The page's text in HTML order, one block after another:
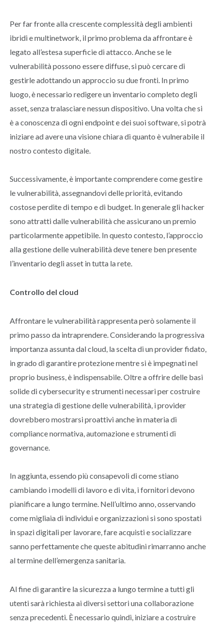
Per far fronte alla crescente complessità degli ambienti
ibridi e multinetwork, il primo problema da affrontare è
legato all’estesa superficie di attacco. Anche se le
vulnerabilità possono essere diffuse, si può cercare di
gestirle adottando un approccio su due fronti. In primo
luogo, è necessario redigere un inventario completo degli
asset, senza tralasciare nessun dispositivo. Una volta che si
è a conoscenza di ogni endpoint e dei suoi software, si potrà
iniziare ad avere una visione chiara di quanto è vulnerabile il
nostro contesto digitale.
Successivamente, è importante comprendere come gestire
le vulnerabilità, assegnandovi delle priorità, evitando
costose perdite di tempo e di budget. In generale gli hacker
sono attratti dalle vulnerabilità che assicurano un premio
particolarmente appetibile. In questo contesto, l’approccio
alla gestione delle vulnerabilità deve tenere ben presente
l’inventario degli asset in tutta la rete.
Controllo del cloud
Affrontare le vulnerabilità rappresenta però solamente il
primo passo da intraprendere. Considerando la progressiva
importanza assunta dal cloud, la scelta di un provider fidato,
in grado di garantire protezione mentre si è impegnati nel
proprio business, è indispensabile. Oltre a offrire delle basi
solide di cybersecurity e strumenti necessari per costruire
una strategia di gestione delle vulnerabilità, i provider
dovrebbero mostrarsi proattivi anche in materia di
compliance normativa, automazione e strumenti di
governance.
In aggiunta, essendo più consapevoli di come stiano
cambiando i modelli di lavoro e di vita, i fornitori devono
pianificare a lungo termine. Nell’ultimo anno, osservando
come migliaia di individui e organizzazioni si sono spostati
in spazi digitali per lavorare, fare acquisti e socializzare
sanno perfettamente che queste abitudini rimarranno anche
al termine dell’emergenza sanitaria.
Al fine di garantire la sicurezza a lungo termine a tutti gli
utenti sarà richiesta ai diversi settori una collaborazione
senza precedenti. È necessario quindi, iniziare a costruire